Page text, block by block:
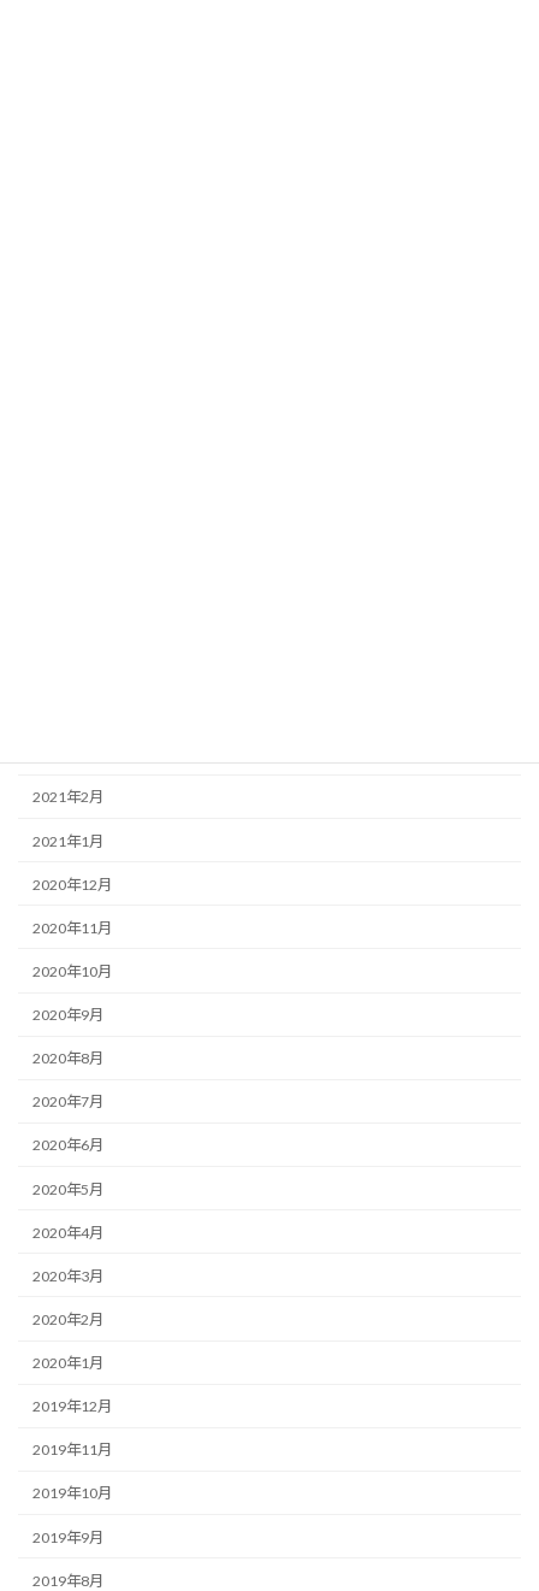
2021年2月
2021年1月
2020年12月
2020年11月
2020年10月
2020年9月
2020年8月
2020年7月
2020年6月
2020年5月
2020年4月
2020年3月
2020年2月
2020年1月
2019年12月
2019年11月
2019年10月
2019年9月
2019年8月